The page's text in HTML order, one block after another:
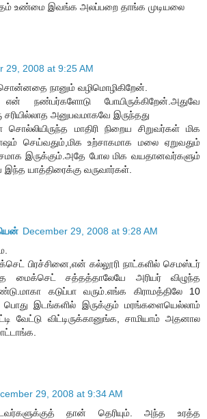
உண்மை இவங்க அலப்பறை தாங்க முடியலை
29, 2008 at 9:25 AM
நானும் வழிமொழிகிறேன்.
நண்பர்களோடு போயிருக்கிறேன்.அதுவே
சரியில்லாத அனுபவமாகவே இருந்தது
மாதிரி நிறைய சிறுவர்கள் மிக
செய்வதும்,மிக உற்சாகமாக மலை ஏறுவதும்
இருக்கும்.அதே போல மிக வயதானவர்களும்
யாத்திரைக்கு வருவார்கள்.
December 29, 2008 at 9:28 AM
பிரச்சினை,என் கல்லூரி நாட்களில் செமஸ்டர்
மைக்செட் சத்தத்தாலேயே அரியர் விழுந்த
கடுப்பா வரும்.எங்க கிராமத்திலே 10
பொது இடங்களில் இருக்கும் மரங்களையெல்லாம்
வேட்டு விட்டிருக்கானுங்க, சாமியாம் அதனால
29, 2008 at 9:34 AM
தான் தெரியும். அந்த உரத்த